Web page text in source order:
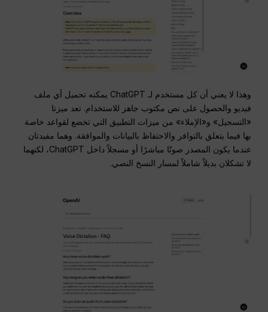
وهذا لا يعني أن كل مستخدم لـ ChatGPT يمكنه تحميل أي ملف
فيديو والحصول على نص مكتوب جاهز للاستخدام. تعد ميزتا
«التسجيل» و«الإملاء» من ميزات التطبيق التي تخضع لقواعد خاصة
بها فيما يتعلق بالتوافر والاحتفاظ بالبيانات والموافقة. وهما مفيدتان
عندما يكون المصدر صوتًا مباشرًا أو مسجلاً داخل ChatGPT، لكنهما
لا تشكلان بديلاً شاملاً لمسار النسخ النصي.